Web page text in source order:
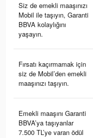
Siz de emekli maaşınızı
Mobil ile taşıyın, Garanti
BBVA kolaylığını
yaşayın.
Fırsatı kaçırmamak için
siz de Mobil’den emekli
maaşınızı taşıyın.
Emekli maaşını Garanti
BBVA’ya taşıyanlar
7.500 TL’ye varan ödül